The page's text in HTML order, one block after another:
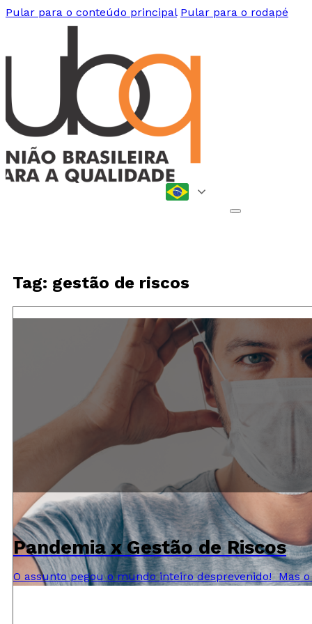
Pular para o conteúdo principal Pular para o rodapé
Tag: gestão de riscos
Pandemia x Gestão de Riscos
O assunto pegou o mundo inteiro desprevenido! Mas